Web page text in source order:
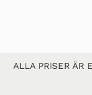
ALLA PRISER ÄR